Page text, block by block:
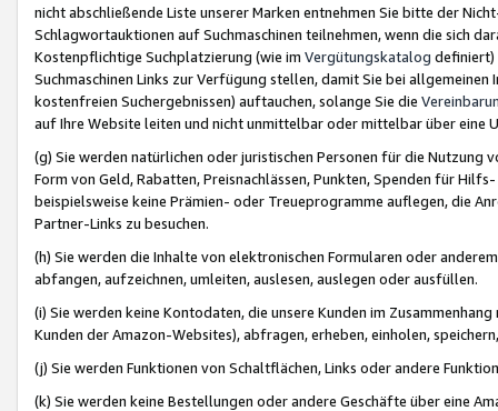
nicht abschließende Liste unserer Marken entnehmen Sie bitte der
Schlagwortauktionen auf Suchmaschinen teilnehmen, wenn die sich
Kostenpflichtige Suchplatzierung (wie im Vergütungskatalog definiert)
Suchmaschinen Links zur Verfügung stellen, damit Sie bei
kostenfreien Suchergebnissen) auftauchen, solange Sie die
auf Ihre Website leiten und nicht unmittelbar oder mittelbar über eine
(g) Sie werden natürlichen oder juristischen Personen für die Nutzung
Form von Geld, Rabatten, Preisnachlässen, Punkten, Spenden für
beispielsweise keine Prämien- oder Treueprogramme auflegen, die
Partner-Links zu besuchen.
(h) Sie werden die Inhalte von elektronischen Formularen oder
abfangen, aufzeichnen, umleiten, auslesen, auslegen oder ausfüllen.
(i) Sie werden keine Kontodaten, die unsere Kunden im
Kunden der Amazon-Websites), abfragen, erheben, einholen,
(j) Sie werden Funktionen von Schaltflächen, Links oder andere
(k) Sie werden keine Bestellungen oder andere Geschäfte über eine